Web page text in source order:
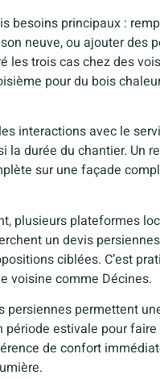
besoins principaux :
neuve, ou ajouter des
trois cas chez des
pour du bois
interactions avec le
durée du chantier. Un
sur une façade
plusieurs plateformes
un devis
ciblées. C’est
voisine comme Décines.
permettent
estivale pour faire
de confort